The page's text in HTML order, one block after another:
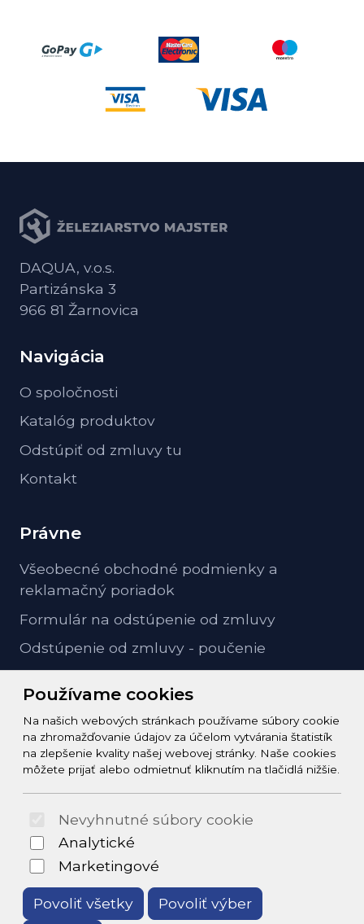
Používame cookies
Na našich webových stránkach používame súbory cookie
na zhromažďovanie údajov za účelom vytvárania štatistík
na zlepšenie kvality našej webovej stránky. Naše cookies
môžete prijať alebo odmietnuť kliknutím na tlačidlá nižšie.
Nevyhnutné súbory cookie
Analytické
Marketingové
Povoliť všetky Povoliť výber
DAQUA, v.o.s.
Partizánska 3
966 81 Žarnovica
Navigácia
O spoločnosti
Katalóg produktov
Odstúpiť od zmluvy tu
Kontakt
Právne
Všeobecné obchodné podmienky a
reklamačný poriadok
Formulár na odstúpenie od zmluvy
Odstúpenie od zmluvy - poučenie
Kontakt
info@zeleziarstvo-majster.sk
+421456812908
© 2026 Arrabella s.r.o., mayabella s.r.o., Všetky práva